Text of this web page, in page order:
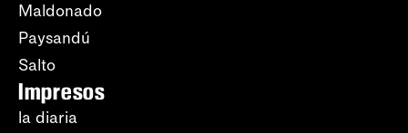
Maldonado
Paysandú
Salto
Impresos
la diaria